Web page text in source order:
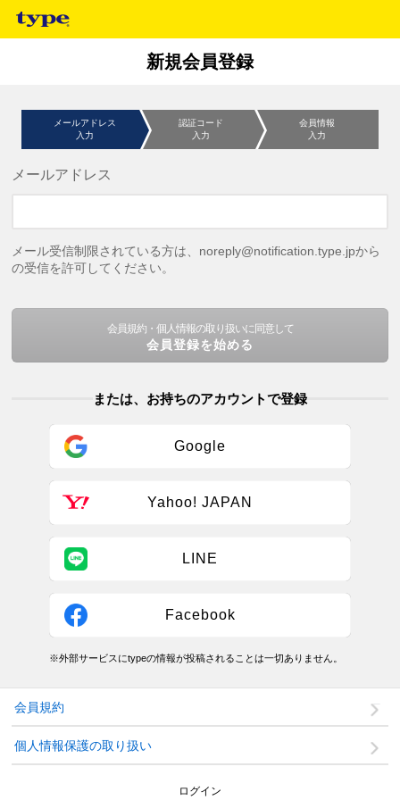
新規会員登録
メールアドレス
入力
認証コード
入力
会員情報
入力
メールアドレス
メール受信制限されている方は、noreply@notification.type.jpから
の受信を許可してください。
会員規約・個人情報の取り扱いに同意して
会員登録を始める
または、お持ちのアカウントで登録
Google
Yahoo! JAPAN
LINE
Facebook
※外部サービスにtypeの情報が投稿されることは一切ありません。
会員規約
個人情報保護の取り扱い
ログイン